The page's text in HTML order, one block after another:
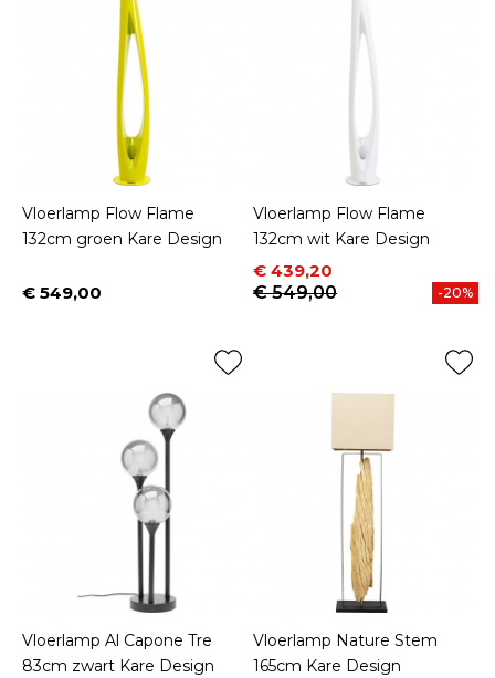
Vloerlamp Flow Flame
132cm groen Kare Design
Prijs
€ 549,00
Vloerlamp Flow Flame
132cm wit Kare Design
Prijs
€ 439,20
Normale prijs
€ 549,00
-20%
Vloerlamp Al Capone Tre
83cm zwart Kare Design
Vloerlamp Nature Stem
165cm Kare Design